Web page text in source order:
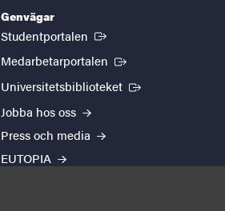
Genvägar
Studentportalen (Extern länk)
Medarbetarportalen (Extern länk)
Universitetsbiblioteket (Extern länk)
Jobba hos oss
Press och media
EUTOPIA